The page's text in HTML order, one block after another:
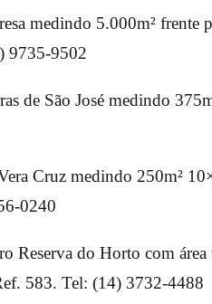
medindo 5.000m² frente
9735-9502
de São José medindo
Cruz medindo 250m²
0240
Reserva do Horto com
583. Tel: (14) 3732-4488